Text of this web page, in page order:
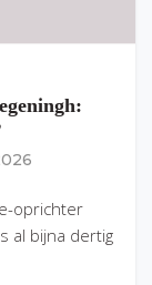
oprichter
al bijna dertig